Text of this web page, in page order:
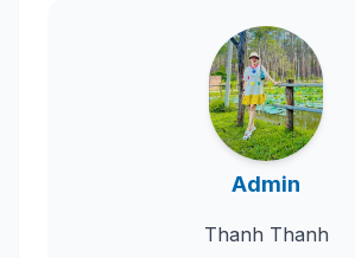
Admin
Thanh Thanh